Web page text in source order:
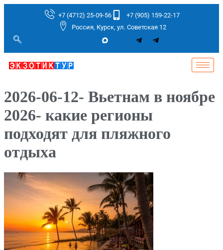
+7 (4712) 25-09-56
+7 (905) 159-22-17
Россия, Курск, ул. Советская 12
2026-06-12- Вьетнам в ноябре
2026- какие регионы
подходят для пляжного
отдыха